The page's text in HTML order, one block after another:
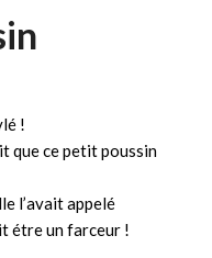
!
que ce petit poussin
l’avait appelé
étre un farceur !